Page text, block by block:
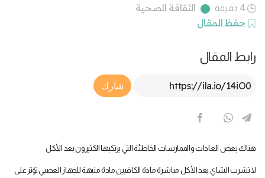
4 دقيقة
الثقافة الصحية
حفظ المقال
رابط المقال
Article Link
شارك
هناك بعض العادات والممارسات الخاطئة التي يرتكبها الكثيرون بعد الأكل
لا تشرب الشاي بعد الأكل مباشرة مادة الكافيين مادة منبهة للجهاز العصبي تؤثر على